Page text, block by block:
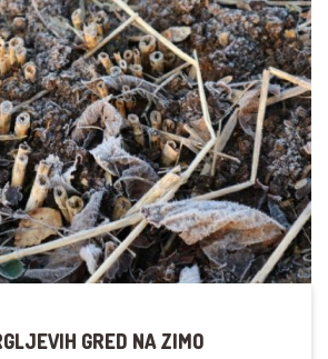
GRED NA ZIMO